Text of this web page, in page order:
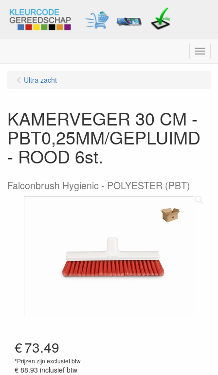
Menu
Ultra zacht
KAMERVEGER 30 CM -
PBT0,25MM/GEPLUIMD
- ROOD 6st.
Falconbrush Hygienic - POLYESTER (PBT)
€73.49
*Prijzen zijn exclusief btw
€ 88.93 inclusief btw